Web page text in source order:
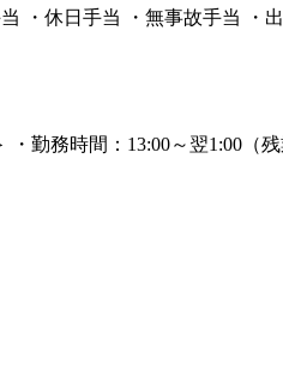
・休日手当 ・無事故手当 ・
勤務時間：13:00～翌1:00（